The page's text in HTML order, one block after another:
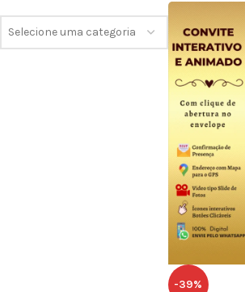
Selecione uma categoria
-39%